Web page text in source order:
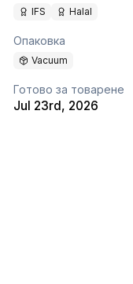
IFS Halal
Опаковка
Vacuum
Готово за товарене
Jul 23rd, 2026